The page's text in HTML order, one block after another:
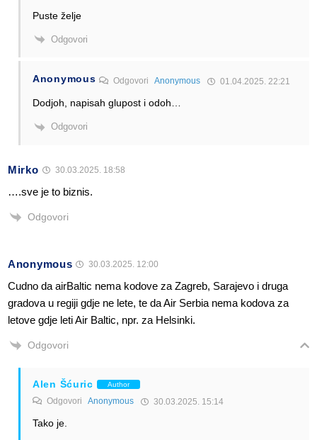
Puste želje
Odgovori
Anonymous OdgovoriAnonymous 01.04.2025. 22:21
Dodjoh, napisah glupost i odoh…
Odgovori
Mirko 30.03.2025. 18:58
….sve je to biznis.
Odgovori
Anonymous 30.03.2025. 12:00
Cudno da airBaltic nema kodove za Zagreb, Sarajevo i druga
gradova u regiji gdje ne lete, te da Air Serbia nema kodova za
letove gdje leti Air Baltic, npr. za Helsinki.
Odgovori
Alen Šćuric Author
Odgovori Anonymous 30.03.2025. 15:14
Tako je.